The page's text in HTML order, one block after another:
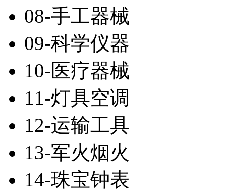
08-手工器械
09-科学仪器
10-医疗器械
11-灯具空调
12-运输工具
13-军火烟火
14-珠宝钟表